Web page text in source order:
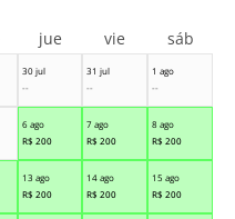
30 jul
--
31 jul
--
1 ago
--
6 ago
R$ 200
7 ago
R$ 200
8 ago
R$ 200
13 ago
R$ 200
14 ago
R$ 200
15 ago
R$ 200
jue vie sáb